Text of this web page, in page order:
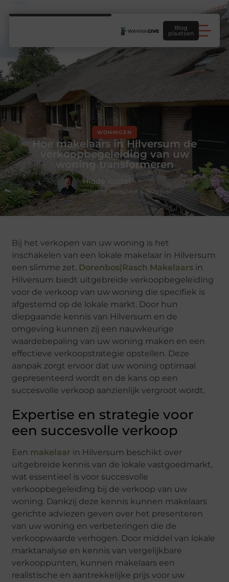
Blog
plaatsen
WONINGEN
Hoe makelaars in Hilversum de
verkoopbegeleiding van uw
woning transformeren
Hidde Koster
Creatief redacteur & Schrijver
Bij het verkopen van uw woning is het
inschakelen van een lokale makelaar in Hilversum
een slimme zet. Dorenbos|Rasch Makelaars in
Hilversum biedt uitgebreide verkoopbegeleiding
voor de verkoop van uw woning die specifiek is
afgestemd op de lokale markt. Door hun
diepgaande kennis van Hilversum en de
omgeving kunnen zij een nauwkeurige
waardebepaling van uw woning maken en een
effectieve verkoopstrategie opstellen. Deze
aanpak zorgt ervoor dat uw woning optimaal
gepresenteerd wordt en de kans op een
succesvolle verkoop aanzienlijk vergroot wordt.
Expertise en strategie voor
een succesvolle verkoop
Een makelaar in Hilversum beschikt over
uitgebreide kennis van de lokale vastgoedmarkt,
wat essentieel is voor succesvolle
verkoopbegeleiding bij de verkoop van uw
woning. Dankzij deze kennis kunnen makelaars
gerichte adviezen geven over het presenteren
van uw woning en verbeteringen die de
verkoopwaarde verhogen. Door middel van lokale
marktanalyse en kennis van vergelijkbare
verkooppunten, kunnen makelaars een
realistische en aantrekkelijke prijs voor uw